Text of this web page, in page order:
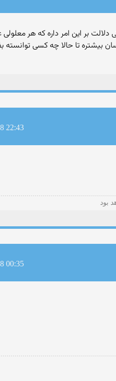
بر این امر داره که هر معلولی
تا حالا چه کسی توانسته
22:43
بود
00:35